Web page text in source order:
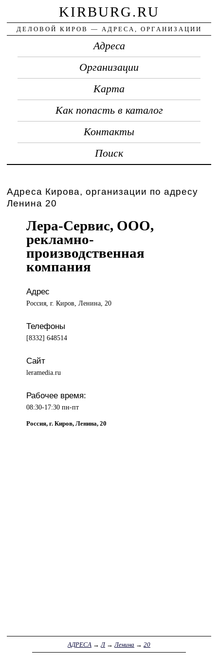
KIRBURG.RU
ДЕЛОВОЙ КИРОВ — АДРЕСА, ОРГАНИЗАЦИИ
Адреса
Организации
Карта
Как попасть в каталог
Контакты
Поиск
Адреса Кирова, организации по адресу
Ленина 20
Лера-Сервис, ООО,
рекламно-
производственная
компания
Адрес
Россия, г. Киров, Ленина, 20
Телефоны
[8332] 648514
Сайт
leramedia.ru
Рабочее время:
08:30-17:30 пн-пт
Россия, г. Киров, Ленина, 20
АДРЕСА →Л→Ленина → 20